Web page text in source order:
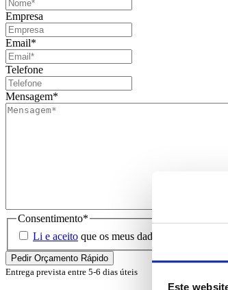
Este
Empresa
Email*
Telefone
Mensagem*
Consentimento*
Li e aceito que os meus dados sejam
Entrega prevista entre 5-6 dias úteis